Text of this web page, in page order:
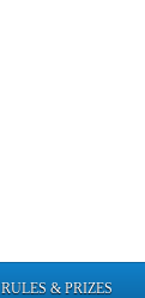
RULES & PRIZES